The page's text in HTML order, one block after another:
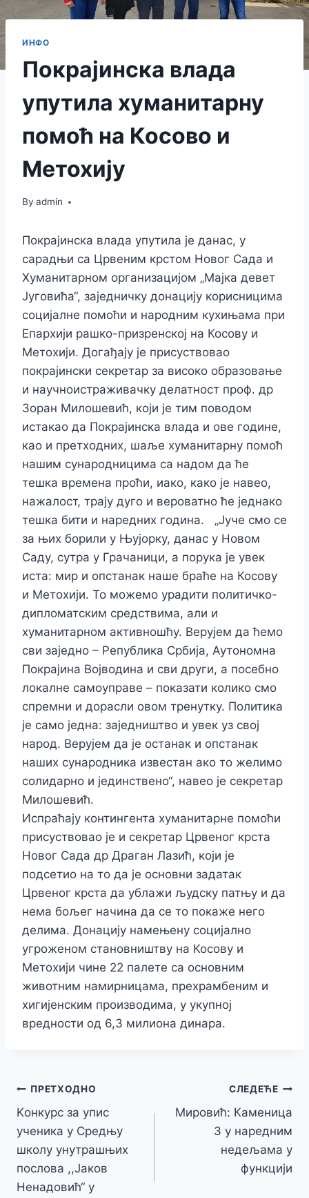
ИНФО
Покрајинска влада
упутила хуманитарну
помоћ на Косово и
Метохију
By admin
Покрајинска влада упутила је данас, у
сарадњи са Црвеним крстом Новог Сада и
Хуманитарном организацијом „Мајка девет
Југовића“, заједничку донацију корисницима
социјалне помоћи и народним кухињама при
Епархији рашко-призренској на Косову и
Метохији. Догађају је присуствовао
покрајински секретар за високо образовање
и научноистраживачку делатност проф. др
Зоран Милошевић, који је тим поводом
истакао да Покрајинска влада и ове године,
као и претходних, шаље хуманитарну помоћ
нашим сународницима са надом да ће
тешка времена проћи, иако, како је навео,
нажалост, трају дуго и вероватно ће једнако
тешка бити и наредних година.
„Јуче смо се
за њих борили у Њујорку, данас у Новом
Саду, сутра у Грачаници, а порука је увек
иста: мир и опстанак наше браће на Косову
и Метохији. То можемо урадити политичко-
дипломатским средствима, али и
хуманитарном активношћу. Верујем да ћемо
сви заједно – Република Србија, Аутономна
Покрајина Војводина и сви други, а посебно
локалне самоуправе – показати колико смо
спремни и дорасли овом тренутку. Политика
је само једна: заједништво и увек уз свој
народ. Верујем да је останак и опстанак
наших сународника известан ако то желимо
солидарно и јединствено“, навео је секретар
Милошевић.
Испраћају контингента хуманитарне помоћи
присуствовао је и секретар Црвеног крста
Новог Сада др Драган Лазић, који је
подсетио на то да је основни задатак
Црвеног крста да ублажи људску патњу и да
нема бољег начина да се то покаже него
делима. Донацију намењену социјално
угроженом становништву на Косову и
Метохији чине 22 палете са основним
животним намирницама, прехрамбеним и
хигијенским производима, у укупној
вредности од 6,3 милиона динара.
Кретање
чланка
ПРЕТХОДНО
Kонкурс за упис
ученика у Средњу
школу унутрашњих
послова ,,Јаков
Ненадовић“ у
СЛЕДЕЋЕ
Мировић: Каменица
3 у наредним
недељама у
функцији